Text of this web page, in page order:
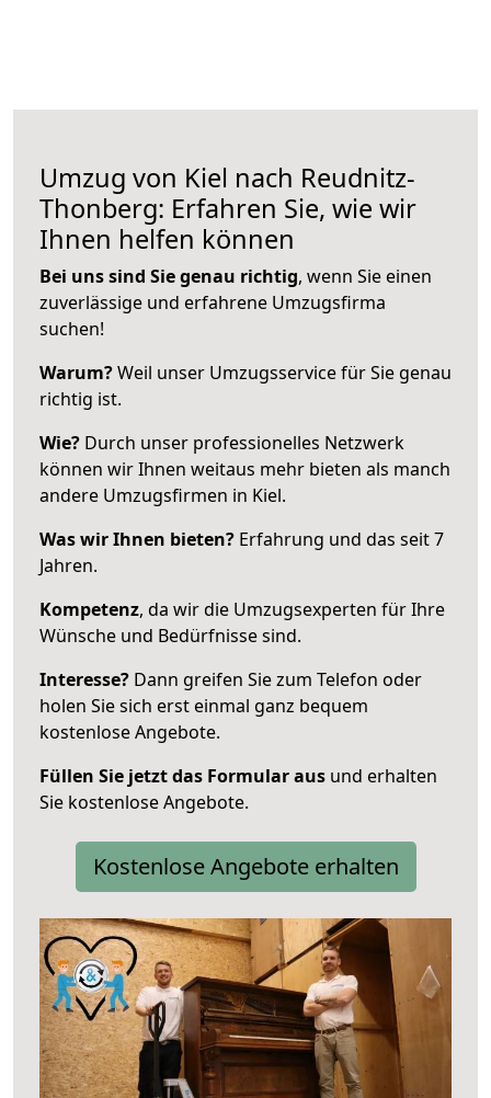
Umzug von Kiel nach Reudnitz-
Thonberg: Erfahren Sie, wie wir
Ihnen helfen können
Bei uns sind Sie genau richtig, wenn Sie einen
zuverlässige und erfahrene Umzugsfirma
suchen!
Warum?Weil unser Umzugsservice für Sie genau
richtig ist.
Wie? Durch unser professionelles Netzwerk
können wir Ihnen weitaus mehr bieten als manch
andere Umzugsfirmen in Kiel.
Was wir Ihnen bieten? Erfahrung und das seit 7
Jahren.
Kompetenz, da wir die Umzugsexperten für Ihre
Wünsche und Bedürfnisse sind.
Interesse? Dann greifen Sie zum Telefon oder
holen Sie sich erst einmal ganz bequem
kostenlose Angebote.
Füllen Sie jetzt das Formular aus und erhalten
Sie kostenlose Angebote.
Kostenlose Angebote erhalten